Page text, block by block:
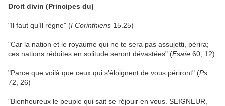
Droit divin (Principes du)
"Il faut qu’Il règne" (I Corinthiens 15.25)
"Car la nation et le royaume qui ne te sera pas assujetti, périra;
ces nations réduites en solitude seront dévastées" (Esaïe 60, 12)
"Parce que voilà que ceux qui s'éloignent de vous périront" (Ps
72, 26)
"Bienheureux le peuple qui sait se réjouir en vous. SEIGNEUR,